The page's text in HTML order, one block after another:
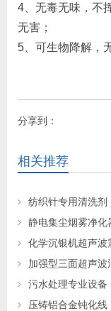
4、无毒无味，不
无害；
5、可生物降解，
分享到：
相关推荐
纺织针专用清洗剂
静电集尘烟雾净化
化学沉银机超声波
加强型三面超声波
污水处理专业设备
压铸铝合金钝化线